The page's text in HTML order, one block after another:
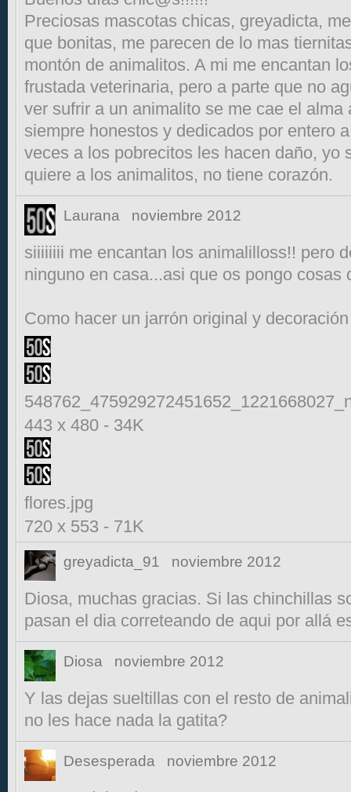
Preciosas mascotas chicas, greyadicta,
que bonitas, me parecen de lo mas
montón de animalitos. A mi me encantan
frustada veterinaria, pero a parte que no
ver sufrir a un animalito se me cae el alma
siempre honestos y dedicados por entero
veces a los pobrecitos les hacen daño, yo
quiere a los animalitos, no tiene corazón.
Laurana noviembre 2012
siiiiiiii me encantan los animalilloss!! pero
ninguno en casa...asi que os pongo cosas
Como hacer un jarrón original y
443 x 480 - 34K
flores.jpg
720 x 553 - 71K
greyadicta_91 noviembre 2012
Diosa, muchas gracias. Si las chinchillas
pasan el dia correteando de aqui por allá
Diosa noviembre 2012
Y las dejas sueltillas con el resto de
no les hace nada la gatita?
Desesperada noviembre 2012